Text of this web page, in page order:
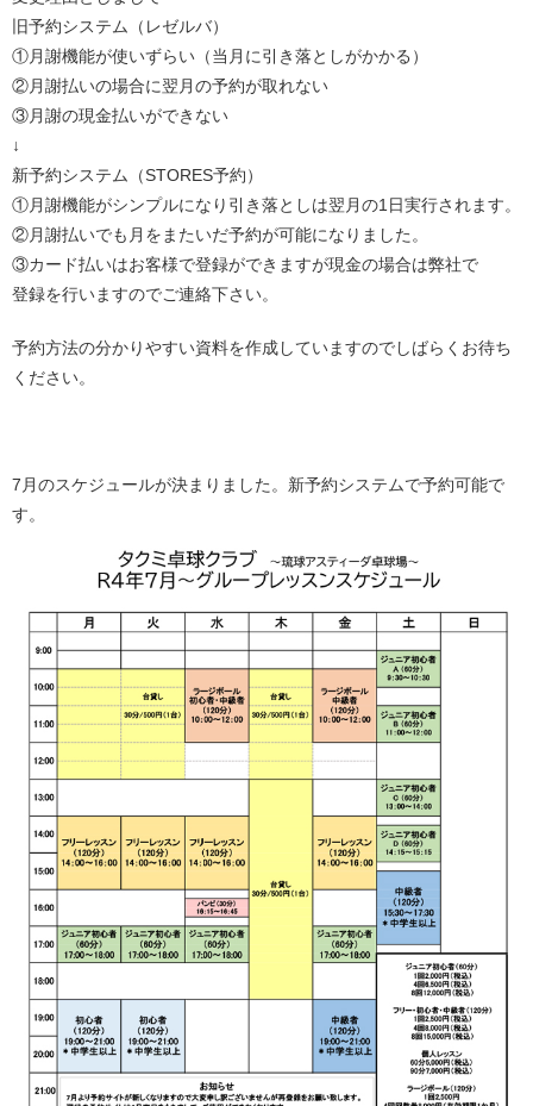
旧予約システム（レゼルバ）
①月謝機能が使いずらい（当月に引き落としがかかる）
②月謝払いの場合に翌月の予約が取れない
③月謝の現金払いができない
↓
新予約システム（STORES予約）
①月謝機能がシンプルになり引き落としは翌月の1日実行されます。
②月謝払いでも月をまたいだ予約が可能になりました。
③カード払いはお客様で登録ができますが現金の場合は弊社で
登録を行いますのでご連絡下さい。
予約方法の分かりやすい資料を作成していますのでしばらくお待ち
ください。
7月のスケジュールが決まりました。新予約システムで予約可能で
す。